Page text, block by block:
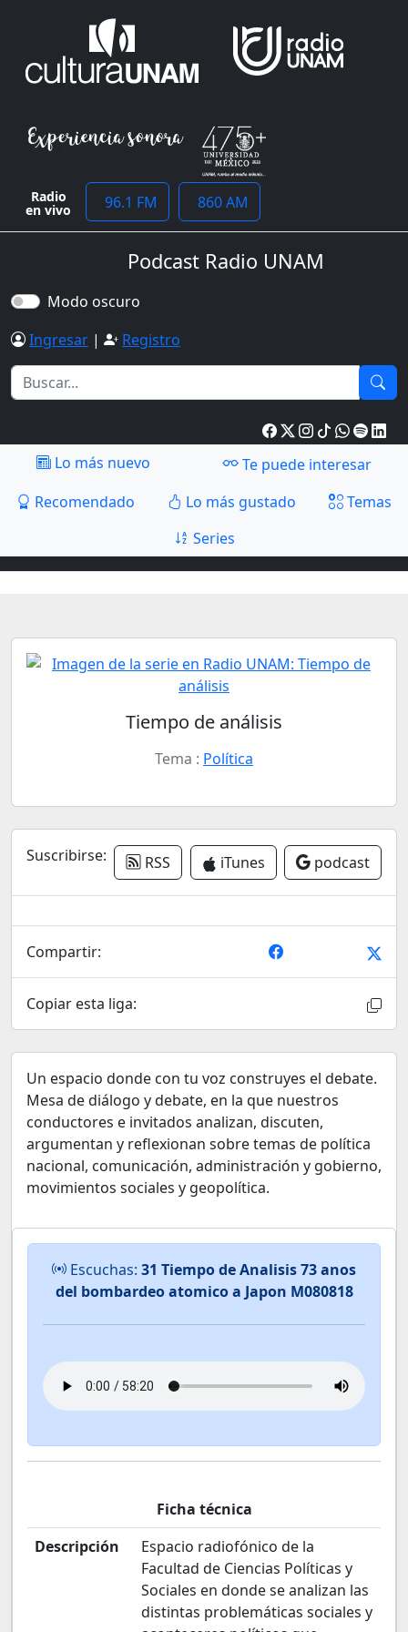
Radio
en vivo 96.1 FM 860 AM
Podcast Radio UNAM
Modo oscuro
Ingresar | Registro
Lo más nuevo
Te puede interesar
Recomendado
Lo más gustado
Temas
Series
Tiempo de análisis
Tema : Política
Suscribirse: RSS iTunes podcast
Compartir:
Copiar esta liga:
Un espacio donde con tu voz construyes el debate.
Mesa de diálogo y debate, en la que nuestros
conductores e invitados analizan, discuten,
argumentan y reflexionan sobre temas de política
nacional, comunicación, administración y gobierno,
movimientos sociales y geopolítica.
Escuchas: 31 Tiempo de Analisis 73 anos
del bombardeo atomico a Japon M080818
Ficha técnica
Descripción
Espacio radiofónico de la
Facultad de Ciencias Políticas y
Sociales en donde se analizan las
distintas problemáticas sociales y